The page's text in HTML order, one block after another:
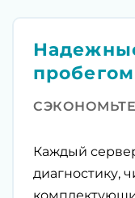
Каждый
диагностику,